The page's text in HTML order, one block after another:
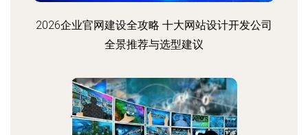
2026企业官网建设全攻略 十大网站设计开发公司
全景推荐与选型建议